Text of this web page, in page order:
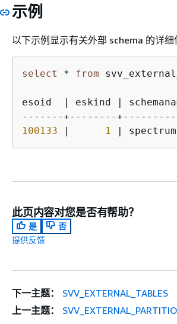
示例
以下示例显示有关外部 schema 的详细
select * from
esoid  | eskind
100133 | 1 |
此页内容对您是否有帮助？
是
否
提供反馈
下一主题：
SVV_EXTERNAL_TABLES
上一主题：